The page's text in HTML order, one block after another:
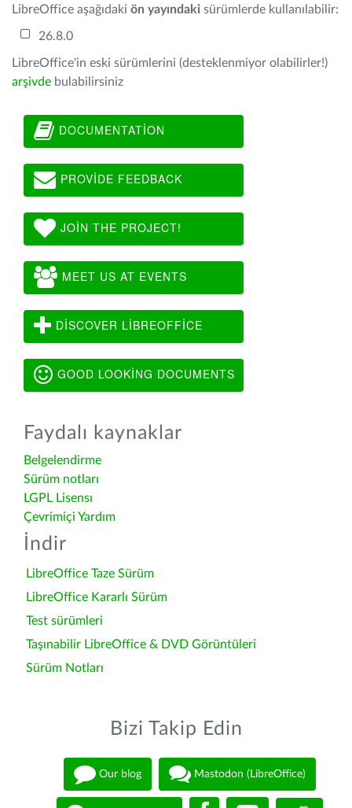
LibreOffice aşağıdaki ön yayındaki sürümlerde kullanılabilir:
26.8.0
LibreOffice'in eski sürümlerini (desteklenmiyor olabilirler!)
arşivde bulabilirsiniz
DOCUMENTATION
PROVIDE FEEDBACK
JOIN THE PROJECT!
MEET US AT EVENTS
DISCOVER LIBREOFFICE
GOOD LOOKING DOCUMENTS
Faydalı kaynaklar
Belgelendirme
Sürüm notları
LGPL Lisensı
Çevrimiçi Yardım
İndir
LibreOffice Taze Sürüm
LibreOffice Kararlı Sürüm
Test sürümleri
Taşınabilir LibreOffice & DVD Görüntüleri
Sürüm Notları
Bizi Takip Edin
Our blog Mastodon (LibreOffice)